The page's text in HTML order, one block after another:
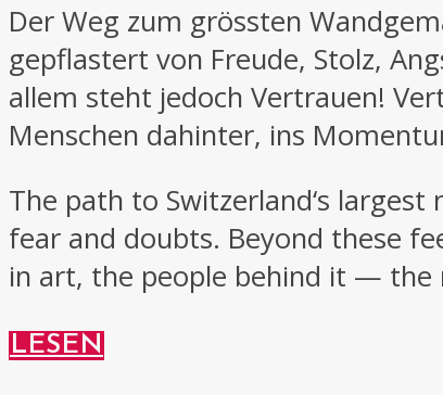
Der Weg zum grössten
gepflastert von Freude, Stolz,
allem steht jedoch Vertrauen!
Menschen dahinter, ins
The path to Switzerland‘s
fear and doubts. Beyond these
in art, the people behind it — the
LESEN